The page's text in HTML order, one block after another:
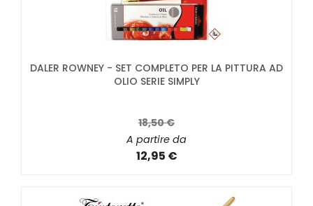
DALER ROWNEY - SET COMPLETO PER LA PITTURA AD
OLIO SERIE SIMPLY
18,50 €
A partire da
12,95 €